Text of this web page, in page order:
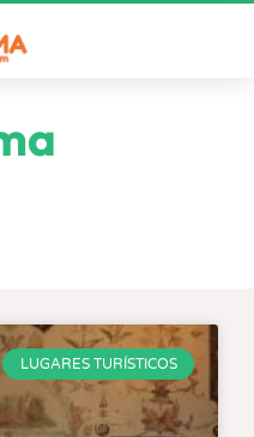
LUGARES TURÍSTICOS